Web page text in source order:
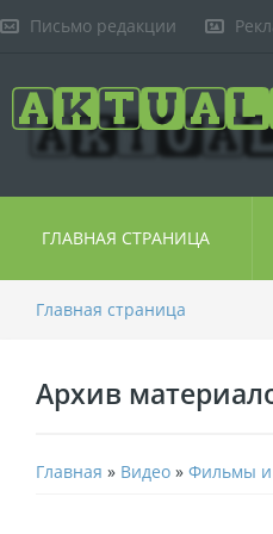
Письмо редакции
ГЛАВНАЯ СТРАНИЦА
Главная страница
Архив
Главная » Видео » Фильмы